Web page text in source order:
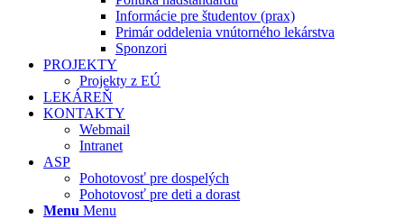
Informácie pre študentov (prax)
Primár oddelenia vnútorného lekárstva
Sponzori
PROJEKTY
Projekty z EÚ
LEKÁREŇ
KONTAKTY
Webmail
Intranet
ASP
Pohotovosť pre dospelých
Pohotovosť pre deti a dorast
Menu Menu